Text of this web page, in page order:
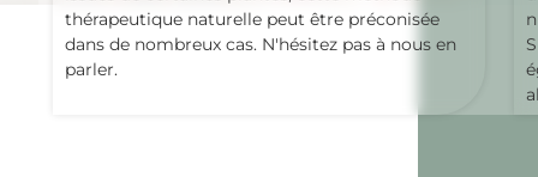
thérapeutique naturelle peut être préconisée
dans de nombreux cas. N'hésitez pas à nous en
parler.